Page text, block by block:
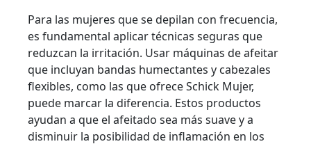
Para las mujeres que se depilan con frecuencia,
es fundamental aplicar técnicas seguras que
reduzcan la irritación. Usar máquinas de afeitar
que incluyan bandas humectantes y cabezales
flexibles, como las que ofrece Schick Mujer,
puede marcar la diferencia. Estos productos
ayudan a que el afeitado sea más suave y a
disminuir la posibilidad de inflamación en los